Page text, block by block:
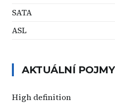
SATA
ASL
AKTUÁLNÍ POJMY
High definition